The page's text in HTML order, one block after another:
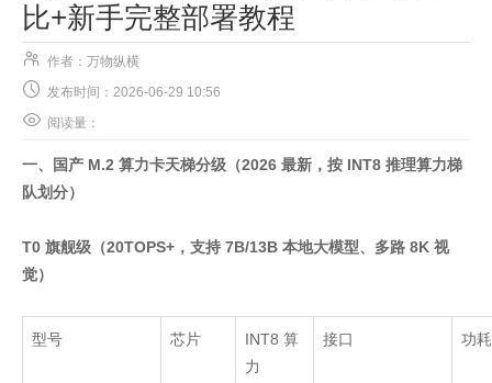
比+新手完整部署教程
 作者：万物纵横
 发布时间：2026-06-29 10:56
 阅读量：
一、国产 M.2 算力卡天梯分级（2026 最新，按 INT8 推理算力梯
队划分）
T0 旗舰级（20TOPS+，支持 7B/13B 本地大模型、多路 8K 视
觉）
型号 芯片 INT8 算
力
接口 功耗